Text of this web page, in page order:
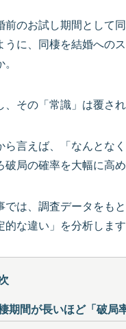
前のお試し期間として
うに、同棲を結婚への
、その「常識」は覆さ
ら言えば、「なんとな
破局の確率を大幅に高
では、調査データをも
的な違い」を分析します
期間が長いほど「破局